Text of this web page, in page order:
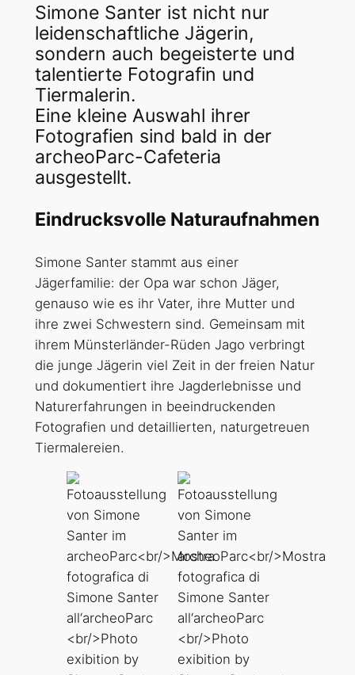
Simone Santer ist nicht nur
leidenschaftliche Jägerin,
sondern auch begeisterte und
talentierte Fotografin und
Tiermalerin.
Eine kleine Auswahl ihrer
Fotografien sind bald in der
archeoParc-Cafeteria
ausgestellt.
Eindrucksvolle Naturaufnahmen
Simone Santer stammt aus einer
Jägerfamilie: der Opa war schon Jäger,
genauso wie es ihr Vater, ihre Mutter und
ihre zwei Schwestern sind. Gemeinsam mit
ihrem Münsterländer-Rüden Jago verbringt
die junge Jägerin viel Zeit in der freien Natur
und dokumentiert ihre Jagderlebnisse und
Naturerfahrungen in beeindruckenden
Fotografien und detaillierten, naturgetreuen
Tiermalereien.